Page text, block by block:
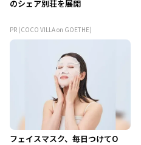
のシェア別荘を展開
PR (COCO VILLA on GOETHE)
フェイスマスク、毎日つけてO